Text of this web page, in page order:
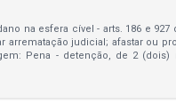
na esfera cível - arts. 186 e
arrematação judicial; afastar ou
Pena - detenção, de 2